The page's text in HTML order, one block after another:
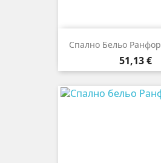
Спално Бельо
Цена
51,13 €